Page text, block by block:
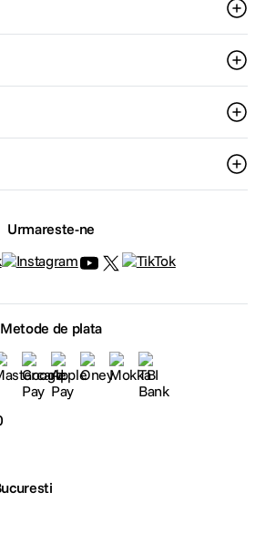
Urmareste-ne
Metode de plata